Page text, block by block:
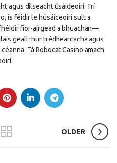
agus dílseacht úsáideoirí. Trí
is féidir le húsáideoirí sult a
fíor-airgead a bhuachan—
geallchur trédhearcacha agus
Tá Robocat Casino amach
OLDER